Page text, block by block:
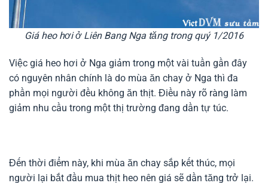
Giá heo hơi ở Liên Bang Nga tăng trong quý 1/2016
Việc giá heo hơi ở Nga giảm trong một vài tuần gần đây
có nguyên nhân chính là do mùa ăn chay ở Nga thì đa
phần mọi người đều không ăn thịt. Điều này rõ ràng làm
giảm nhu cầu trong một thị trường đang dần tự túc.
Đến thời điểm này, khi mùa ăn chay sắp kết thúc, mọi
người lại bắt đầu mua thịt heo nên giá sẽ dần tăng trở lại.